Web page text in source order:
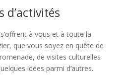
d’activités
à vous et à toute la
que vous soyez en quête de
de visites culturelles
idées parmi d’autres.